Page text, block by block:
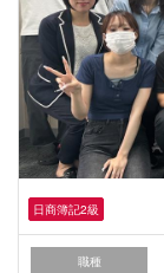
日商簿記2級
職種